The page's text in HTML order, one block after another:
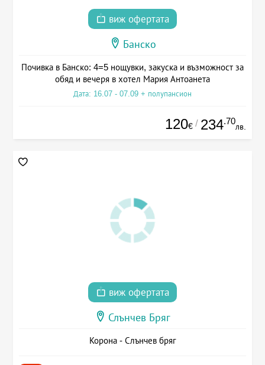
виж офертата
Банско
Почивка в Банско: 4=5 нощувки, закуска и възможност за
обяд и вечеря в хотел Мария Антоанета
Дата: 16.07 - 07.09 + полупансион
120€ / 234.70
лв.
виж офертата
Слънчев Бряг
Корона - Слънчев бряг